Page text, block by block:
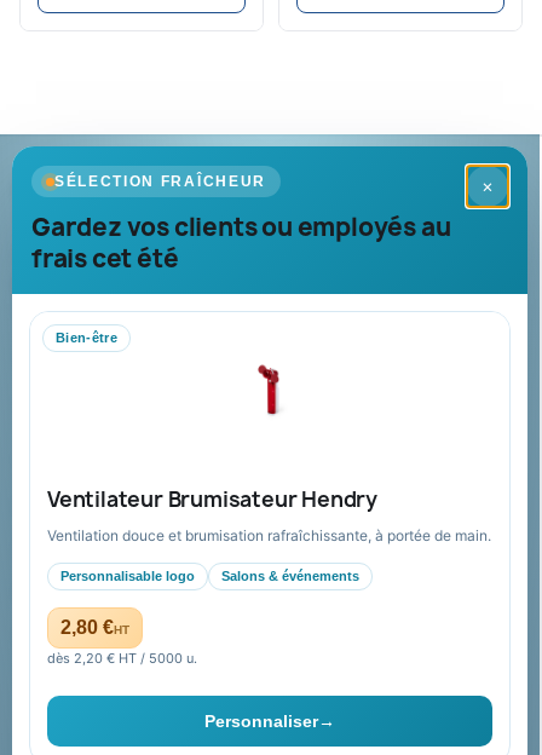
×
SÉLECTION FRAÎCHEUR
Gardez vos clients ou employés au
frais cet été
Bien-être
Ventilateur Brumisateur Hendry
Ventilation douce et brumisation rafraîchissante, à portée de main.
Personnalisable logo Salons & événements
2,80 €HT
dès 2,20 € HT / 5000 u.
Personnaliser→
Goodies Pub France
Objets publicitaires · par Promenoch
Votre partenaire B2B pour les goodies et cadeaux d’affaires
collectivités et administrations.
Mandat administratif & Chorus Pro
Nouveautés
Catalogue goodies
Cadeaux de fin d’année
À propos
Nos expertises &
accompagnement global
Ils nous ont fait confiance
Livraison